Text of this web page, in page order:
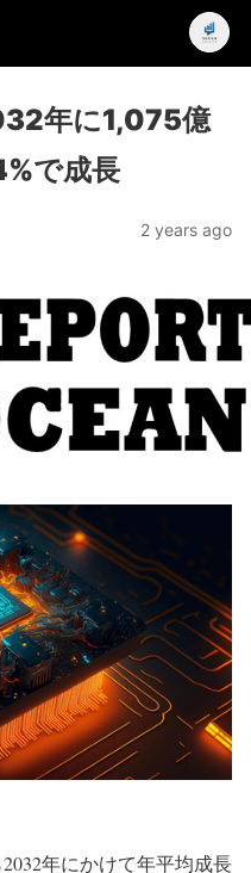
年に1,075億
で成長
2 years ago
年にかけて年平均成長